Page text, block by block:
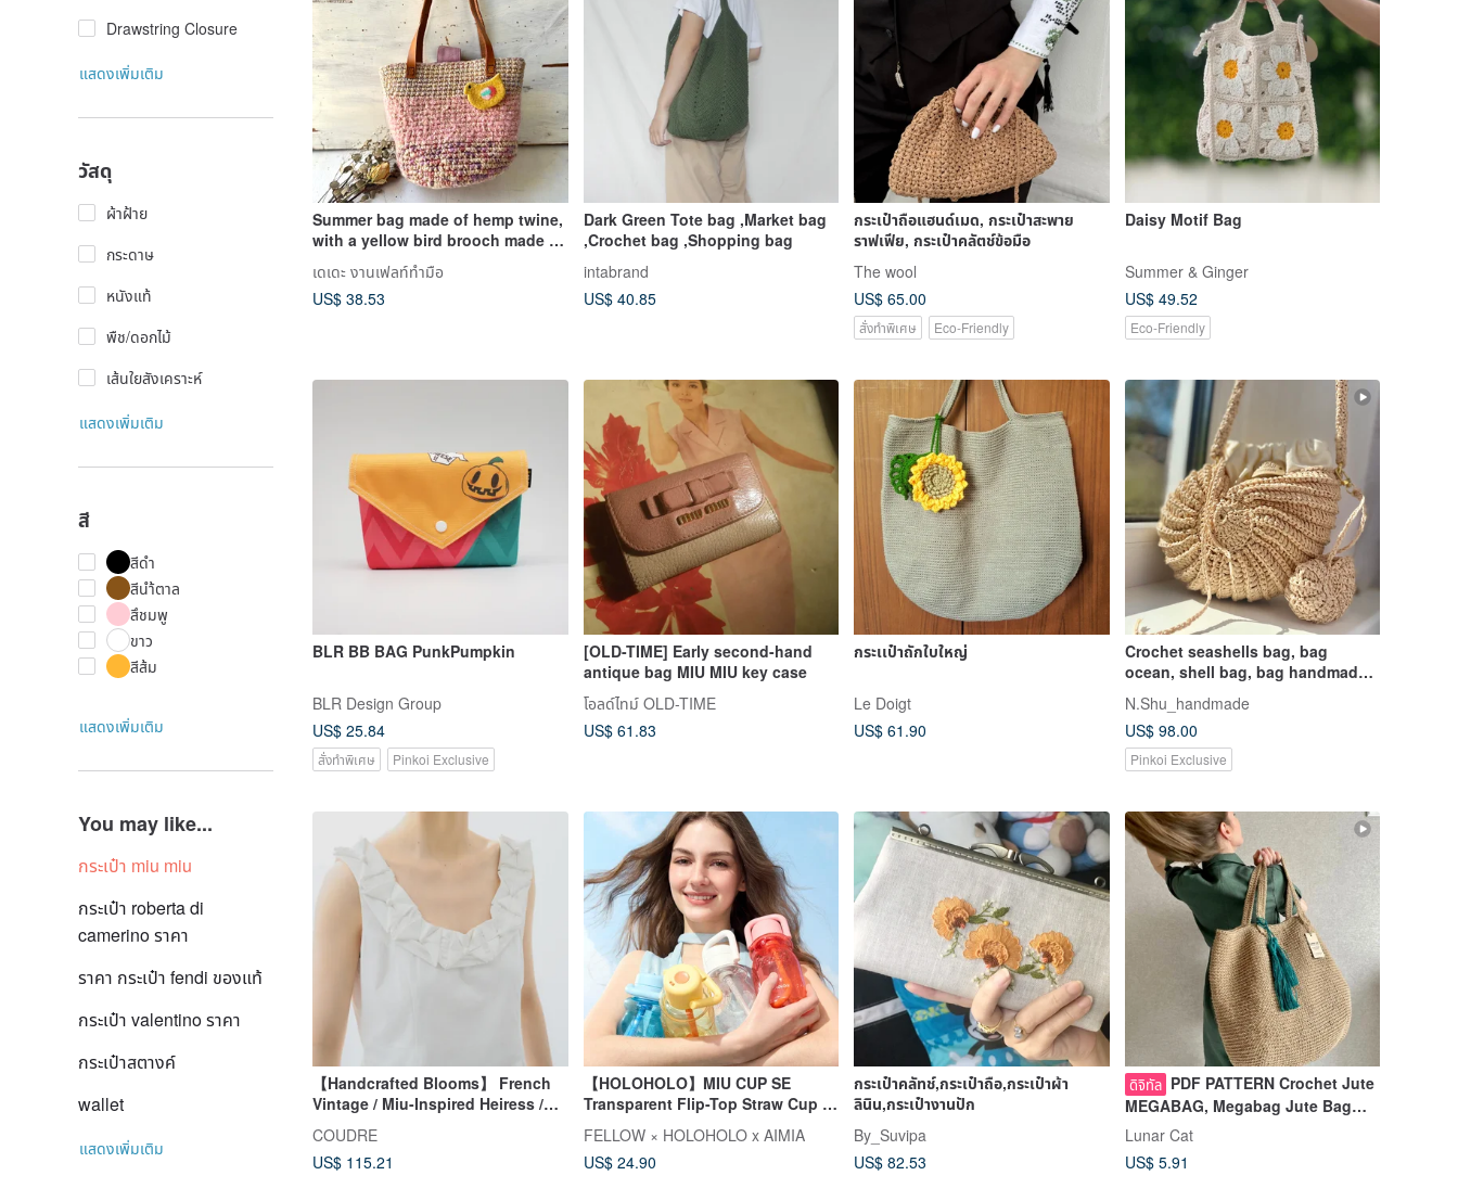
Drawstring Closure
แสดงเพิ่มเติม
วัสดุ
ผ้าฝ้าย
กระดาษ
หนังแท้
พืช/ดอกไม้
เส้นใยสังเคราะห์
แสดงเพิ่มเติม
สี
สีดำ
สีนำ้ตาล
สึชมพู
ขาว
สีส้ม
แสดงเพิ่มเติม
You may like...
กระเป๋า miu miu
กระเป๋า roberta di
camerino ราคา
ราคา กระเป๋า fendi ของแท้
กระเป๋า valentino ราคา
กระเป๋าสตางค์
wallet
แสดงเพิ่มเติม
Summer bag made of hemp twine,
with a yellow bird brooch made of
เดเดะ งานเฟลท์ทำมือ
US$ 38.53
Dark Green Tote bag ,Market bag
,Crochet bag ,Shopping bag
intabrand
US$ 40.85
กระเป๋าถือแฮนด์เมด, กระเป๋าสะพาย
ราฟเฟีย, กระเป๋าคลัตช์ข้อมือ
The wool
US$ 65.00
สั่งทำพิเศษ Eco-Friendly
Daisy Motif Bag
Summer & Ginger
US$ 49.52
Eco-Friendly
BLR BB BAG PunkPumpkin
BLR Design Group
US$ 25.84
สั่งทำพิเศษ Pinkoi Exclusive
[OLD-TIME] Early second-hand
antique bag MIU MIU key case
โอลด์ไทม์ OLD-TIME
US$ 61.83
กระเเป๋าถักใบใหญ่
Le Doigt
US$ 61.90
Crochet seashells bag, bag
ocean, shell bag, bag handmade,
raffia shell
N.Shu_handmade
US$ 98.00
Pinkoi Exclusive
【Handcrafted Blooms】 French
Vintage / Miu-Inspired Heiress /
Cocoon Dress
COUDRE
US$ 115.21
【HOLOHOLO】MIU CUP SE
Transparent Flip-Top Straw Cup (
630ml / 5 Colors )
FELLOW × HOLOHOLO x AIMIA
US$ 24.90
กระเป๋าคลัทช์,กระเป๋าถือ,กระเป๋าผ้า
ลินิน,กระเป๋างานปัก
By_Suvipa
US$ 82.53
ดิจิทัล PDF PATTERN Crochet Jute
MEGABAG, Megabag Jute Bag
Pattern
Lunar Cat
US$ 5.91